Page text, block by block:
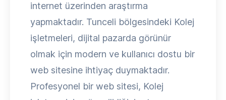
internet üzerinden araştırma
yapmaktadır. Tunceli bölgesindeki Kolej
işletmeleri, dijital pazarda görünür
olmak için modern ve kullanıcı dostu bir
web sitesine ihtiyaç duymaktadır.
Profesyonel bir web sitesi, Kolej